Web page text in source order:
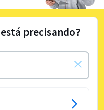
precisando?